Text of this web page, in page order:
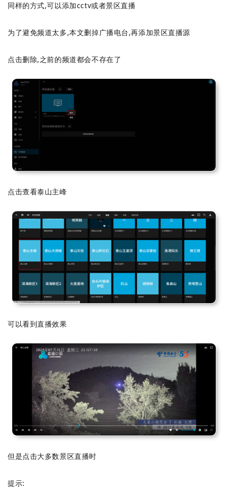
同样的方式,可以添加cctv或者景区直播
为了避免频道太多,本文删掉广播电台,再添加景区直播源
点击删除,之前的频道都会不存在了
点击查看泰山主峰
可以看到直播效果
但是点击大多数景区直播时
提示: